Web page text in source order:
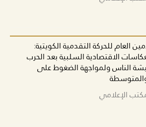
العام للحركة التقدمية الكويتية:
الاقتصادية السلبية بعد الحرب
الناس ولمواجهة الضغوط على
الإعلامي